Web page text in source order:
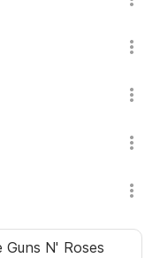
Guns N' Roses